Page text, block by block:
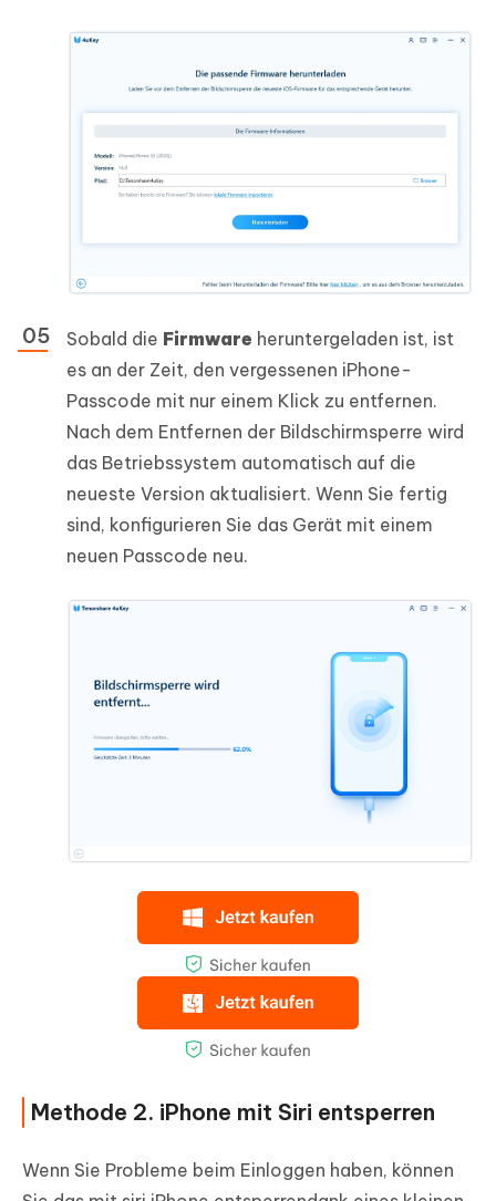
Sobald die Firmware heruntergeladen ist, ist
es an der Zeit, den vergessenen iPhone-
Passcode mit nur einem Klick zu entfernen.
Nach dem Entfernen der Bildschirmsperre wird
das Betriebssystem automatisch auf die
neueste Version aktualisiert. Wenn Sie fertig
sind, konfigurieren Sie das Gerät mit einem
neuen Passcode neu.
Methode 2. iPhone mit Siri entsperren
Wenn Sie Probleme beim Einloggen haben, können